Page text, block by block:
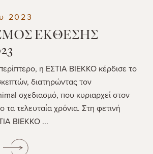
2023
ΕΚΘΕΣΗΣ
η ΕΣΤΙΑ ΒΙΕΚΚΟ κέρδισε το
διατηρώντας τον
σχεδιασμό, που κυριαρχεί στον
τα τελευταία χρόνια. Στη φετινή
ΒΙΕΚΚΟ ...